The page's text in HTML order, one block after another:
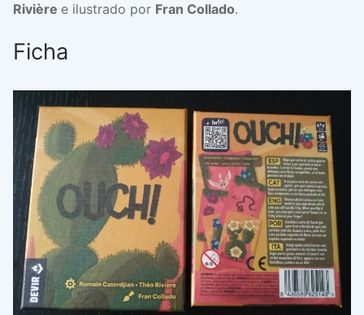
Rivière e ilustrado por Fran Collado.
Ficha